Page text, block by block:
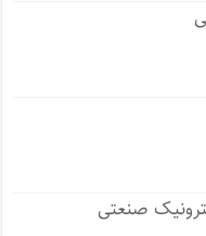
صنعتی